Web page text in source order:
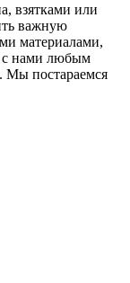
взятками или
важную
материалами,
с нами любым
Мы постараемся